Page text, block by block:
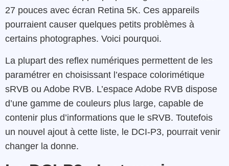
27 pouces avec écran Retina 5K. Ces appareils
pourraient causer quelques petits problèmes à
certains photographes. Voici pourquoi.
La plupart des reflex numériques permettent de les
paramétrer en choisissant l’espace colorimétique
sRVB ou Adobe RVB. L’espace Adobe RVB dispose
d’une gamme de couleurs plus large, capable de
contenir plus d’informations que le sRVB. Toutefois
un nouvel ajout à cette liste, le DCI-P3, pourrait venir
changer la donne.